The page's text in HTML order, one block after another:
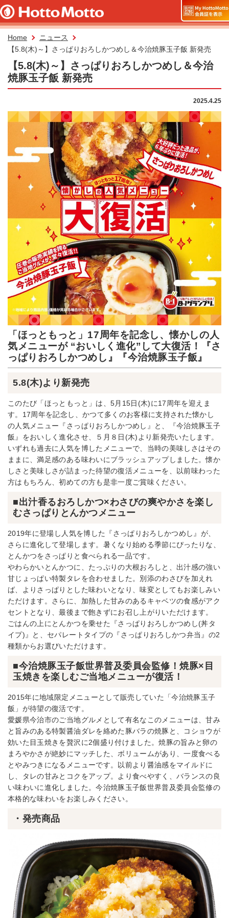
Home
ニュース
【5.8(木)～】さっぱりおろしかつめし＆今治焼豚玉子飯 新発売
【5.8(木)～】さっぱりおろしかつめし＆今治
焼豚玉子飯 新発売
2025.4.25
「ほっともっと」17周年を記念し、懐かしの人
気メニューが “おいしく進化”して大復活！『さ
っぱりおろしかつめし』『今治焼豚玉子飯』
5.8(木)より新発売
このたび「ほっともっと」は、5月15日(木)に17周年を迎えま
す。17周年を記念し、かつて多くのお客様に支持された懐かし
の人気メニュー『さっぱりおろしかつめし』と、『今治焼豚玉子
飯』をおいしく進化させ、５月８日(木)より新発売いたします。
いずれも過去に人気を博したメニューで、当時の美味しさはその
ままに、満足感のある味わいにブラッシュアップしました。懐か
しさと美味しさが詰まった待望の復活メニューを、以前味わった
方はもちろん、初めての方も是非一度ご賞味ください。
■出汁香るおろしかつ×わさびの爽やかさを楽し
むさっぱりとんかつメニュー
2019年に登場し人気を博した『さっぱりおろしかつめし』が、
さらに進化して登場します。暑くなり始める季節にぴったりな、
とんかつをさっぱりと食べられる一品です。
やわらかいとんかつに、たっぷりの大根おろしと、出汁感の強い
甘じょっぱい特製タレを合わせました。別添のわさびを加えれ
ば、よりさっぱりとした味わいとなり、味変としてもお楽しみい
ただけます。さらに、加熱した甘みのあるキャベツの食感がアク
セントとなり、最後まで飽きずにお召し上がりいただけます。
ごはんの上にとんかつを乗せた『さっぱりおろしかつめし(丼タ
イプ)』と、セパレートタイプの『さっぱりおろしかつ弁当』の2
種類からお選びいただけます。
■今治焼豚玉子飯世界普及委員会監修！焼豚×目
玉焼きを楽しむご当地メニューが復活！
2015年に地域限定メニューとして販売していた「今治焼豚玉子
飯」が待望の復活です。
愛媛県今治市のご当地グルメとして有名なこのメニューは、甘み
と旨みのある特製醤油ダレを絡めた豚バラの焼豚と、コショウが
効いた目玉焼きを贅沢に2個盛り付けました。焼豚の旨みと卵の
まろやかさが絶妙にマッチした、ボリュームがあり、一度食べる
とやみつきになるメニューです。以前より醤油感をマイルドに
し、タレの甘みとコクをアップ。より食べやすく、バランスの良
い味わいに進化しました。今治焼豚玉子飯世界普及委員会監修の
本格的な味わいをお楽しみください。
・発売商品